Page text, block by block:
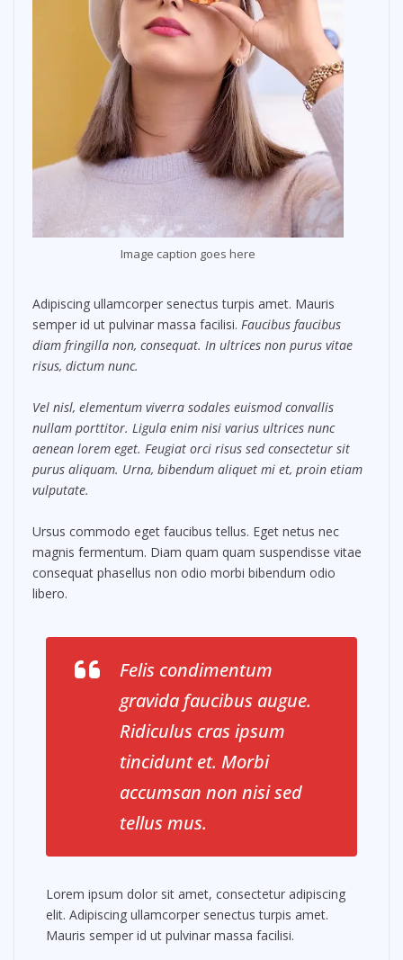
Image caption goes here
Adipiscing ullamcorper senectus turpis amet. Mauris
semper id ut pulvinar massa facilisi. Faucibus faucibus
diam fringilla non, consequat. In ultrices non purus vitae
risus, dictum nunc.
Vel nisl, elementum viverra sodales euismod convallis
nullam porttitor. Ligula enim nisi varius ultrices nunc
aenean lorem eget. Feugiat orci risus sed consectetur sit
purus aliquam. Urna, bibendum aliquet mi et, proin etiam
vulputate.
Ursus commodo eget faucibus tellus. Eget netus nec
magnis fermentum. Diam quam quam suspendisse vitae
consequat phasellus non odio morbi bibendum odio
libero.
Felis condimentum
gravida faucibus augue.
Ridiculus cras ipsum
tincidunt et. Morbi
accumsan non nisi sed
tellus mus.
Lorem ipsum dolor sit amet, consectetur adipiscing
elit. Adipiscing ullamcorper senectus turpis amet.
Mauris semper id ut pulvinar massa facilisi.